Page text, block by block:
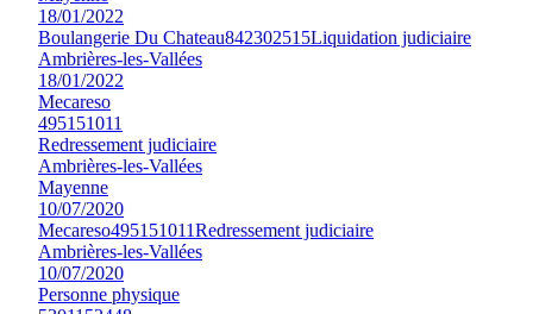
18/01/2022
Boulangerie Du Chateau842302515Liquidation judiciaire
Ambrières-les-Vallées
18/01/2022
Mecareso
495151011
Redressement judiciaire
Ambrières-les-Vallées
Mayenne
10/07/2020
Mecareso495151011Redressement judiciaire
Ambrières-les-Vallées
10/07/2020
Personne physique